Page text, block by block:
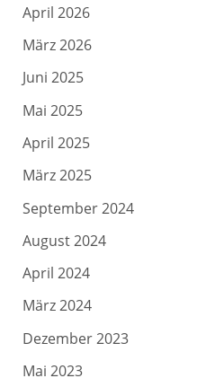
April 2026
März 2026
Juni 2025
Mai 2025
April 2025
März 2025
September 2024
August 2024
April 2024
März 2024
Dezember 2023
Mai 2023